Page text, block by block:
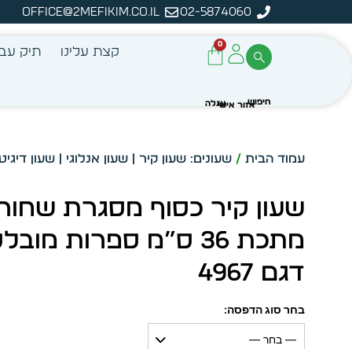
02-5874060
office@2mefikim.co.il
0
קצת עלינו תיק
עמוד הבית /שעונים: שעון קיר | שעון אנלוגי | שעון
שעון קיר כסוף מסגרת
מתכת 36 ס”מ ספרות
דגם 4967
בחר סוג הדפסה:
— בחר —